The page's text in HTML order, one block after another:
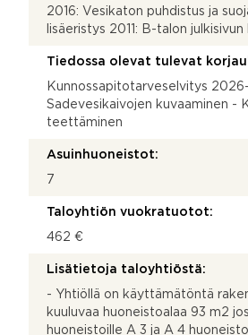
2016: Vesikaton puhdistus ja
lisäeristys 2011: B-talon julkisivun
Tiedossa olevat tulevat
Kunnossapitotarveselvitys
Sadevesikaivojen kuvaaminen -
teettäminen
Asuinhuoneistot:
7
Taloyhtiön vuokratuotot:
462 €
Lisätietoja taloyhtiöstä:
- Yhtiöllä on käyttämätöntä
kuuluvaa huoneistoalaa 93 m2
huoneistoille A 3 ja A 4